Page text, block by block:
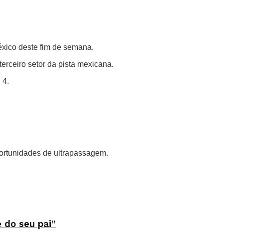
deste fim de semana.
setor da pista mexicana.
4.
de ultrapassagem.
seu pai”